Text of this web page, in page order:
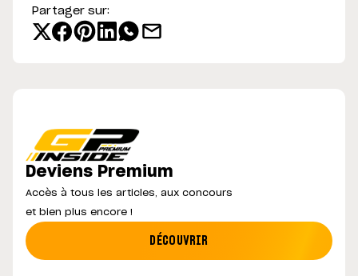
Partager sur:
Deviens Premium
Accès à tous les articles, aux concours
et bien plus encore !
DÉCOUVRIR